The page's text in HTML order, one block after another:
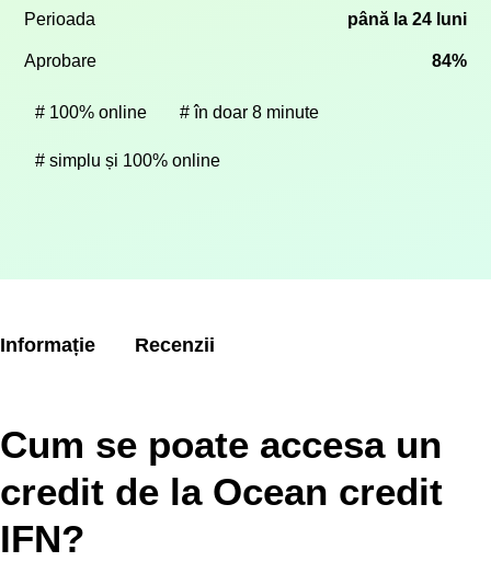
Perioada până la 24 luni
Aprobare 84%
100% online în doar 8 minute
simplu și 100% online
Informație Recenzii
Cum se poate accesa un
credit de la Ocean credit
IFN?